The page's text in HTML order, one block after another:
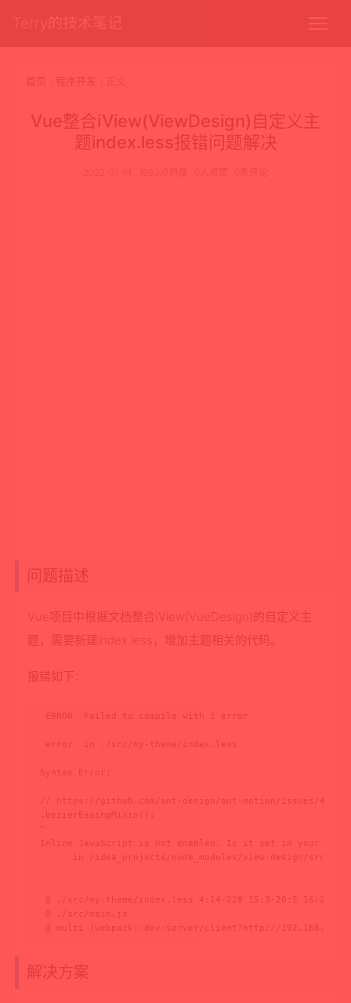
首页 程序开发
Vue整合iView(ViewDesign)自定义主
题index.less报错问题解决
问题描述
Vue项目中根据文档整合iView(VueDesign)的自定义主
题，需要新建index.less，增加主题相关的代码。
报错如下：
ERROR  Failed to compile with 1 error
error  in ./src/my-theme/index.less
Syntax Error:
// https://github.com/ant-design/ant-motion/issues/44
.bezierEasingMixin();
^
Inline JavaScript is not enabled. Is it set in your
in /idea_projects/node_modules/view-design/src/
@ ./src/my-theme/index.less 4:14-228 15:3-20:5 16:22-
@ ./src/main.js
@ multi (webpack)-dev-server/client?http://
解决方案